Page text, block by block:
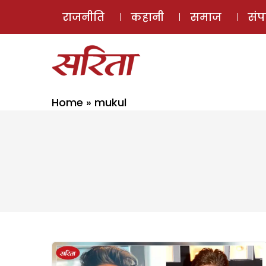
राजनीति कहानी समाज
Home » mukul